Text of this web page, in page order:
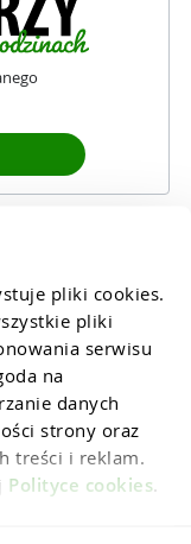
pliki cookies.
pliki
serwisu
na
danych
strony oraz
treści i reklam.
Polityce cookies.